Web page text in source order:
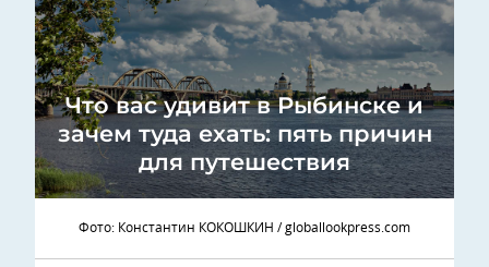
Что вас удивит в Рыбинске и
зачем туда ехать: пять причин
для путешествия
Фото: Константин КОКОШКИН / globallookpress.com